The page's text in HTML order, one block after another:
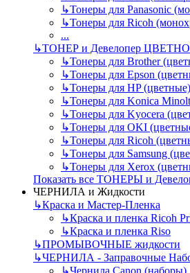
↳Тонеры для Panasonic
↳Тонеры для Ricoh
...
↳ТОНЕР и Девелопер
↳Тонеры для Brother
↳Тонеры для Epson
↳Тонеры для HP (цветные)
↳Тонеры для Konica
↳Тонеры для Kyocera
↳Тонеры для OKI
↳Тонеры для Ricoh
↳Тонеры для Samsung
↳Тонеры для Xerox
Показать все ТОНЕРЫ и
ЧЕРНИЛА и Жидкости
↳Краска и Мастер-Пленка
↳Краска и пленка Ricoh
↳Краска и пленка Riso
↳ПРОМЫВОЧНЫЕ жидкости
↳ЧЕРНИЛА - Заправочные
↳Чернила Canon (наборы)